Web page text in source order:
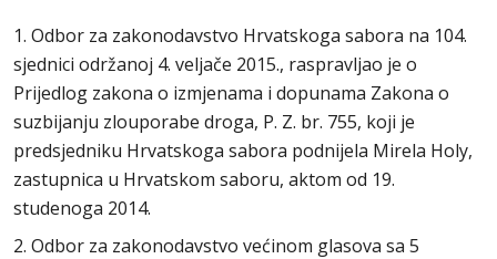
1. Odbor za zakonodavstvo Hrvatskoga sabora na 104.
sjednici održanoj 4. veljače 2015., raspravljao je o
Prijedlog zakona o izmjenama i dopunama Zakona o
suzbijanju zlouporabe droga, P. Z. br. 755, koji je
predsjedniku Hrvatskoga sabora podnijela Mirela Holy,
zastupnica u Hrvatskom saboru, aktom od 19.
studenoga 2014.
2. Odbor za zakonodavstvo većinom glasova sa 5